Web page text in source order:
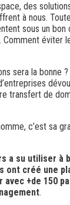
des
à nous.
sous un bon
éviter
sera la bonne
transfert de
c’est sa
a su utiliser à
ont créé une
+de 150
.